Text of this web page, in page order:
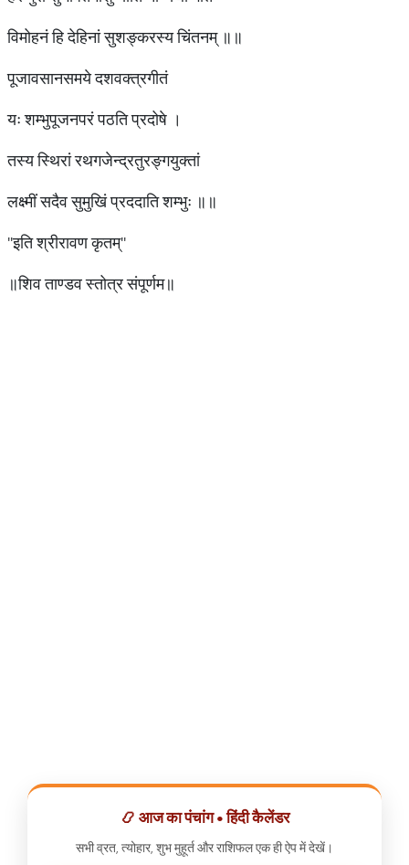
विमोहनं हि देहिनां सुशङ्करस्य चिंतनम् ॥॥
पूजावसानसमये दशवक्त्रगीतं
यः शम्भुपूजनपरं पठति प्रदोषे ।
तस्य स्थिरां रथगजेन्द्रतुरङ्गयुक्तां
लक्ष्मीं सदैव सुमुखिं प्रददाति शम्भुः ॥॥
''इति श्रीरावण कृतम्''
॥शिव ताण्डव स्तोत्र संपूर्णम॥
📿 आज का पंचांग • हिंदी कैलेंडर
सभी व्रत, त्योहार, शुभ मुहूर्त और राशिफल एक ही ऐप में देखें।